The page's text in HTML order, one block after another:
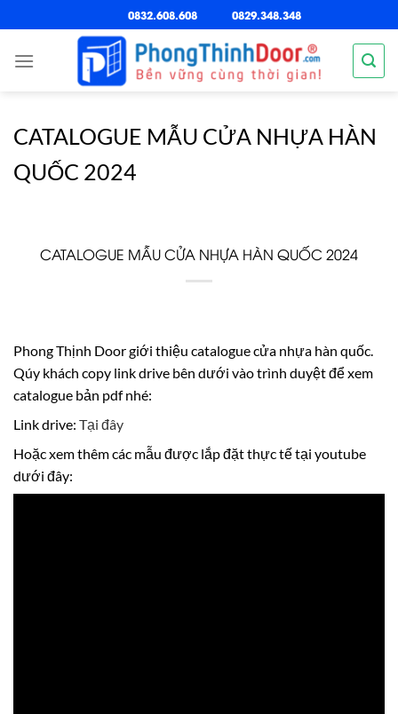
đến
nội
0832.608.608 0829.348.348
CATALOGUE MẪU CỬA NHỰA HÀN
QUỐC 2024
CATALOGUE MẪU CỬA NHỰA HÀN QUỐC 2024
Phong Thịnh Door giới thiệu catalogue cửa nhựa hàn quốc.
Qúy khách copy link drive bên dưới vào trình duyệt để xem
catalogue bản pdf nhé:
Link drive: Tại đây
Hoặc xem thêm các mẫu được lắp đặt thực tế tại youtube
dưới đây: